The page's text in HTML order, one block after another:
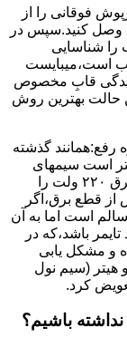
ﻓﻮﻗﺎﻧﯽ را از
وصل ﮐﻨﯿﺪ.سپس در
را ﺷﻨﺎﺳﺎﯾﯽ
اﺳﺖ،میبایست
قابِ ﻣﺨﺼﻮص
حالت بهترین روش
رﻓﻊ:ﻫﻤﺎﻧﻨﺪ ﮔﺬﺷﺘﻪ
است سیمهای
راﺑﻂ ﻫﯿﺘﺮ را ﺟﺪا ﻧﻤﻮده و ﺑﺎ ﯾﮏ ﺳﯿﻢ ﻣﺨﺼﻮص،برق ۲۲۰ ولت را
از ﻗﻄﻊ ﺑﺮق،اﮔﺮ
ﺳﺎﻟﻢ است اما ﺑﻪ آن
باشد،ﮐﻪ در
و مشکل یابی
ﻫﯿﺘﺮ (سیم ﻧﻮل
کرد.
باشیم؟